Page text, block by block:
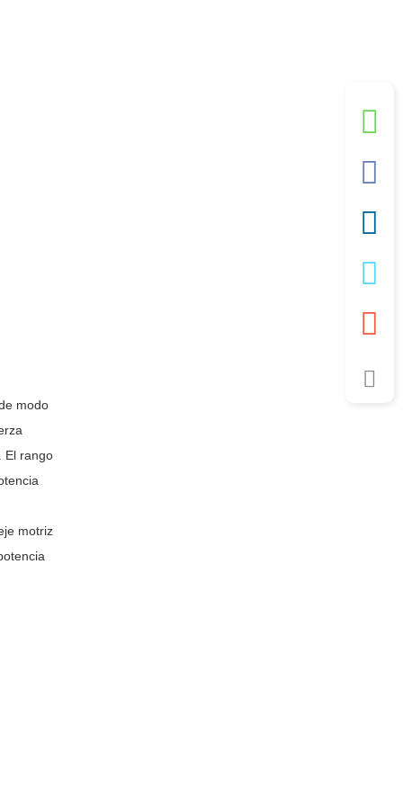
modo
El rango
motriz